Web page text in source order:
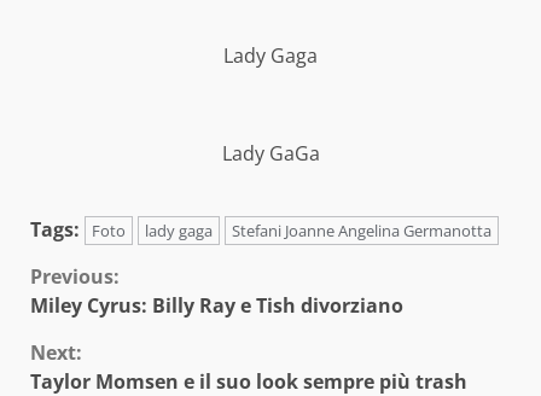
Lady Gaga
Lady GaGa
Tags: Foto lady gaga Stefani Joanne Angelina Germanotta
Continue
Reading
Previous:
Miley Cyrus: Billy Ray e Tish divorziano
Next:
Taylor Momsen e il suo look sempre più trash